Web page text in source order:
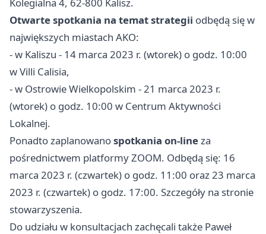
Otwarte spotkania na temat strategii odbędą się w
największych miastach AKO:
- w Kaliszu - 14 marca 2023 r. (wtorek) o godz. 10:00
w Villi Calisia,
- w Ostrowie Wielkopolskim - 21 marca 2023 r.
(wtorek) o godz. 10:00 w Centrum Aktywności
Lokalnej.
Ponadto zaplanowanospotkania on-lineza
pośrednictwem platformy ZOOM. Odbędą się: 16
marca 2023 r. (czwartek) o godz. 11:00 oraz 23 marca
2023 r. (czwartek) o godz. 17:00. Szczegóły na stronie
stowarzyszenia.
Do udziału w konsultacjach zachęcali także Paweł